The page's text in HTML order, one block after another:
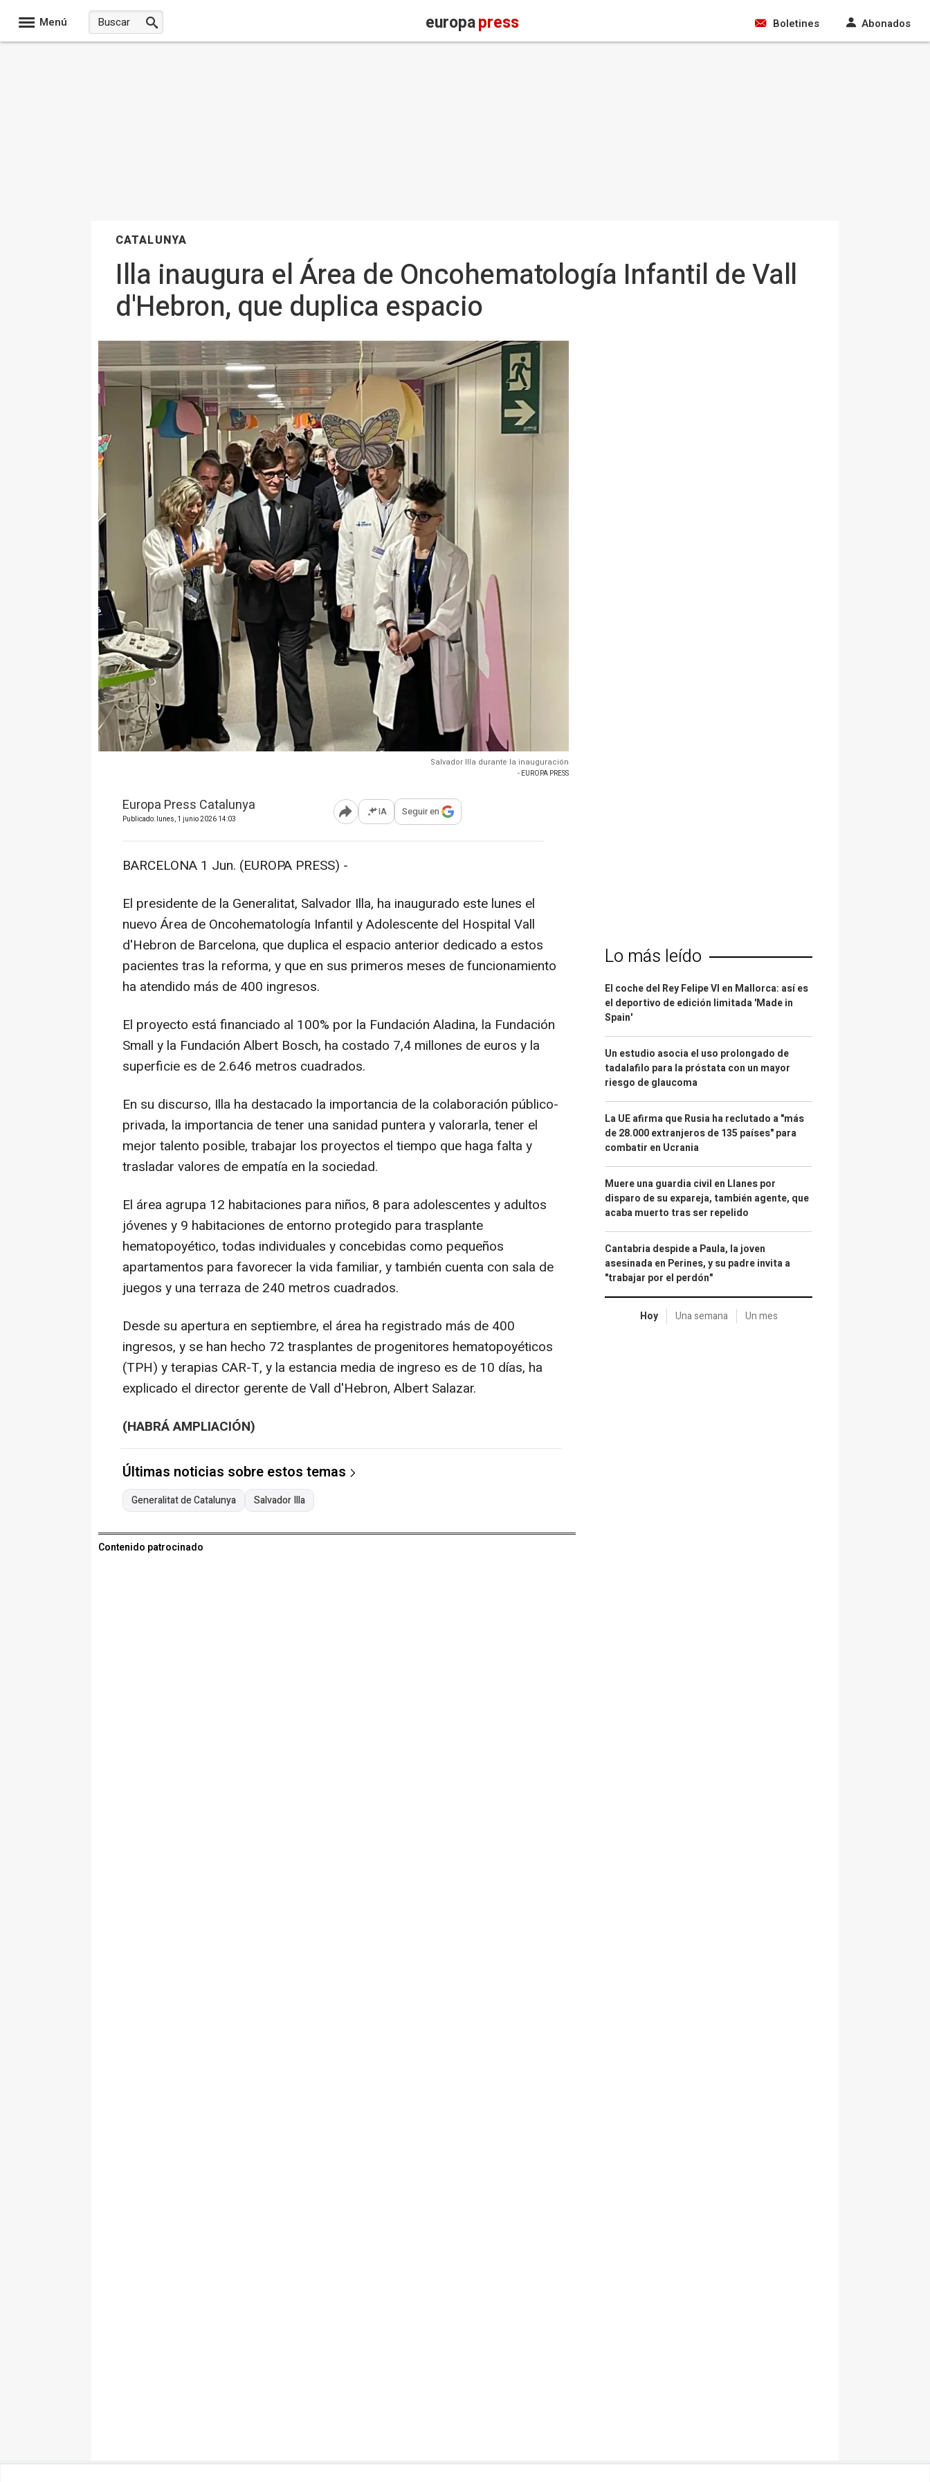
Menú europapress Boletines Abonados
CATALUNYA
Illa inaugura el Área de Oncohematología Infantil de Vall
d'Hebron, que duplica espacio
Salvador Illa durante la inauguración
- EUROPA PRESS
Europa Press Catalunya
Publicado: lunes, 1 junio 2026 14:03 Abrir opciones para compartir
IA Seguir en
BARCELONA 1 Jun. (EUROPA PRESS) -
El presidente de la Generalitat, Salvador Illa, ha inaugurado este lunes el
nuevo Área de Oncohematología Infantil y Adolescente del Hospital Vall
d'Hebron de Barcelona, que duplica el espacio anterior dedicado a estos
pacientes tras la reforma, y que en sus primeros meses de funcionamiento
ha atendido más de 400 ingresos.
El proyecto está financiado al 100% por la Fundación Aladina, la Fundación
Small y la Fundación Albert Bosch, ha costado 7,4 millones de euros y la
superficie es de 2.646 metros cuadrados.
En su discurso, Illa ha destacado la importancia de la colaboración público-
privada, la importancia de tener una sanidad puntera y valorarla, tener el
mejor talento posible, trabajar los proyectos el tiempo que haga falta y
trasladar valores de empatía en la sociedad.
El área agrupa 12 habitaciones para niños, 8 para adolescentes y adultos
jóvenes y 9 habitaciones de entorno protegido para trasplante
hematopoyético, todas individuales y concebidas como pequeños
apartamentos para favorecer la vida familiar, y también cuenta con sala de
juegos y una terraza de 240 metros cuadrados.
Desde su apertura en septiembre, el área ha registrado más de 400
ingresos, y se han hecho 72 trasplantes de progenitores hematopoyéticos
(TPH) y terapias CAR-T, y la estancia media de ingreso es de 10 días, ha
explicado el director gerente de Vall d'Hebron, Albert Salazar.
(HABRÁ AMPLIACIÓN)
Últimas noticias sobre estos temas
Generalitat de Catalunya Salvador Illa
Contenido patrocinado
Lo más leído
El coche del Rey Felipe VI en Mallorca: así es
el deportivo de edición limitada 'Made in
Spain'
Un estudio asocia el uso prolongado de
tadalafilo para la próstata con un mayor
riesgo de glaucoma
La UE afirma que Rusia ha reclutado a "más
de 28.000 extranjeros de 135 países" para
combatir en Ucrania
Muere una guardia civil en Llanes por
disparo de su expareja, también agente, que
acaba muerto tras ser repelido
Cantabria despide a Paula, la joven
asesinada en Perines, y su padre invita a
"trabajar por el perdón"
Hoy Una semana Un mes